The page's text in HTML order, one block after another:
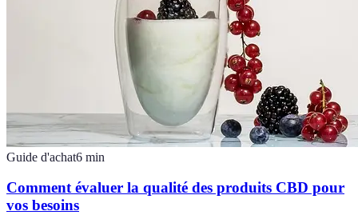
Guide d'achat6 min
Comment évaluer la qualité des produits CBD pour
vos besoins